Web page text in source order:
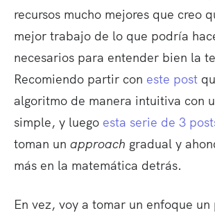
recursos mucho mejores que creo
mejor trabajo de lo que podría
necesarios para entender bien la
Recomiendo partir con este post
algoritmo de manera intuitiva con
simple, y luego esta serie de 3
toman un approach gradual y
más en la matemática detrás.
En vez, voy a tomar un enfoque